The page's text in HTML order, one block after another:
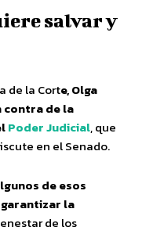
salvar y
de la Corte, Olga
contra de la
Poder Judicial, que
en el Senado.
de esos
la
de los